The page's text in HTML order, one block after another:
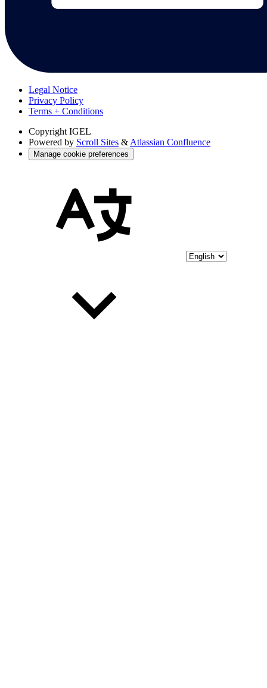
Legal Notice
Privacy Policy
Terms + Conditions
Copyright IGEL
Powered by Scroll Sites &Atlassian Confluence
Manage cookie preferences